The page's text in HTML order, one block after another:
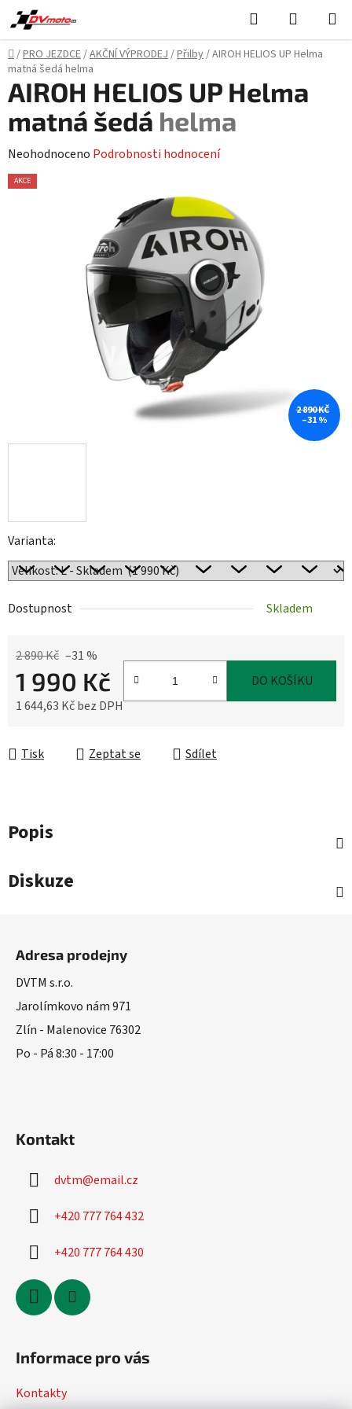
Přejít
na
obsah
Hledat
KOŠÍK
Domů
/PRO JEZDCE/AKČNÍ VÝPRODEJ/Přilby/AIROH HELIOS UP Helma
matná šedá helma
Varianta:
Dostupnost Skladem
2 890 Kč –31 %
1 990 Kč
1 644,63 Kč bez DPH
DO KOŠÍKU
Tisk Zeptat se Sdílet
AIROH HELIOS UP Helma
matná šedá helma
Průměrné
hodnocení
Neohodnoceno Podrobnosti hodnocení
AKCE
2 890 KČ
–31 %
Popis
Diskuze
Adresa prodejny
DVTM s.r.o.
Jarolímkovo nám 971
Zlín - Malenovice 76302
Po - Pá 8:30 - 17:00
Kontakt
dvtm@email.cz
+420 777 764 432
+420 777 764 430
Informace pro vás
Kontakty